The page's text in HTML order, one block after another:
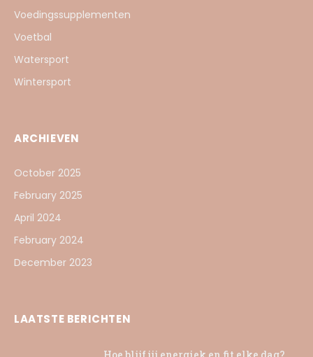
Voedingssupplementen
Voetbal
Watersport
Wintersport
ARCHIEVEN
October 2025
February 2025
April 2024
February 2024
December 2023
LAATSTE BERICHTEN